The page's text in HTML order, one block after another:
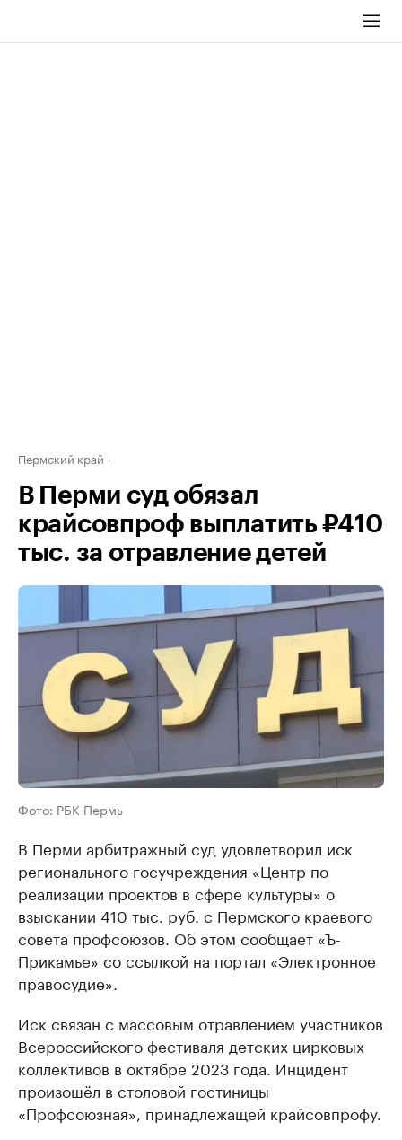
Пермский край
В Перми суд обязал
крайсовпроф выплатить ₽410
тыс. за отравление детей
Фото: РБК Пермь
В Перми арбитражный суд удовлетворил иск
регионального госучреждения «Центр по
реализации проектов в сфере культуры» о
взыскании 410 тыс. руб. с Пермского краевого
совета профсоюзов. Об этом сообщает «Ъ-
Прикамье» со ссылкой на портал «Электронное
правосудие».
Иск связан с массовым отравлением участников
Всероссийского фестиваля детских цирковых
коллективов в октябре 2023 года. Инцидент
произошёл в столовой гостиницы
«Профсоюзная», принадлежащей крайсовпрофу.